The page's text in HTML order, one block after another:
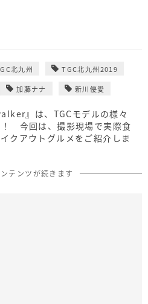
北九州 TGC北九州2019
加藤ナナ 新川優愛
』は、TGCモデルの様々
今回は、撮影現場で実際食
クアウトグルメをご紹介しま
テンツが続きます